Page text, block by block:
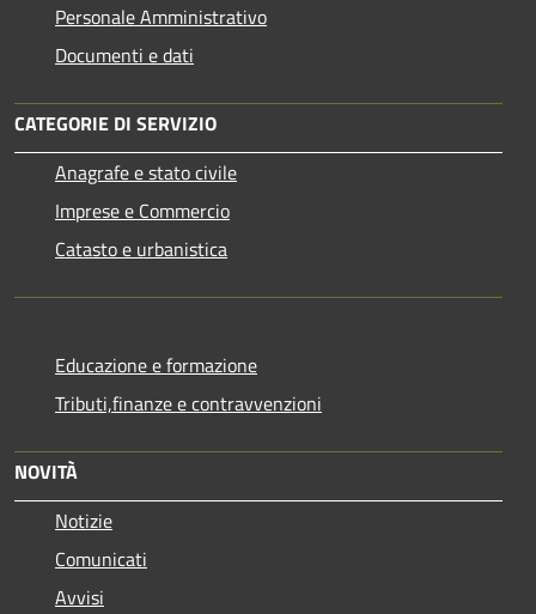
Personale Amministrativo
Documenti e dati
CATEGORIE DI SERVIZIO
Anagrafe e stato civile
Imprese e Commercio
Catasto e urbanistica
Educazione e formazione
Tributi,finanze e contravvenzioni
NOVITÀ
Notizie
Comunicati
Avvisi